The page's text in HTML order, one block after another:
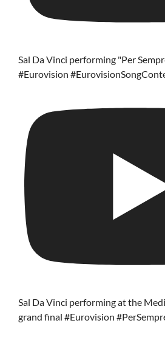
Sal Da Vinci performing "Per
#Eurovision
Sal Da Vinci performing at the
grand final #Eurovision